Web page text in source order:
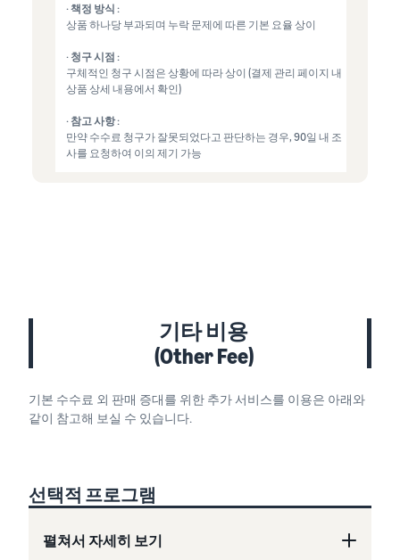
· 책정 방식 :
상품 하나당 부과되며 누락 문제에 따른 기본 요율 상이
· 청구 시점 :
구체적인 청구 시점은 상황에 따라 상이 (결제 관리 페이지 내
상품 상세 내용에서 확인)
· 참고 사항 :
만약 수수료 청구가 잘못되었다고 판단하는 경우, 90일 내 조
사를 요청하여 이의 제기 가능
기타 비용
(Other Fee)
기본 수수료 외 판매 증대를 위한 추가 서비스를 이용은 아래와
같이 참고해 보실 수 있습니다.
선택적 프로그램
펼쳐서 자세히 보기